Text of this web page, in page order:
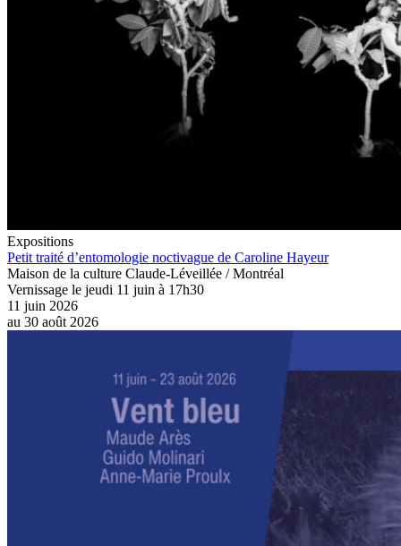
Expositions
Petit traité d’entomologie noctivague de Caroline Hayeur
Maison de la culture Claude-Léveillée / Montréal
Vernissage le jeudi 11 juin à 17h30
11 juin 2026
au 30 août 2026